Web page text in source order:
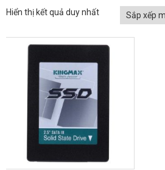
Hiển thị kết quả duy nhất